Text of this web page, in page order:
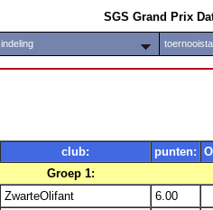
SGS Grand Prix
indeling
club: punten:
Groep 1:
ZwarteOlifant
6.00